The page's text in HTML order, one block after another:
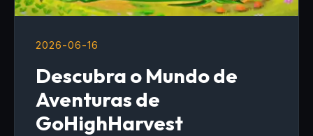
2026-06-16
Descubra o Mundo de
Aventuras de
GoHighHarvest